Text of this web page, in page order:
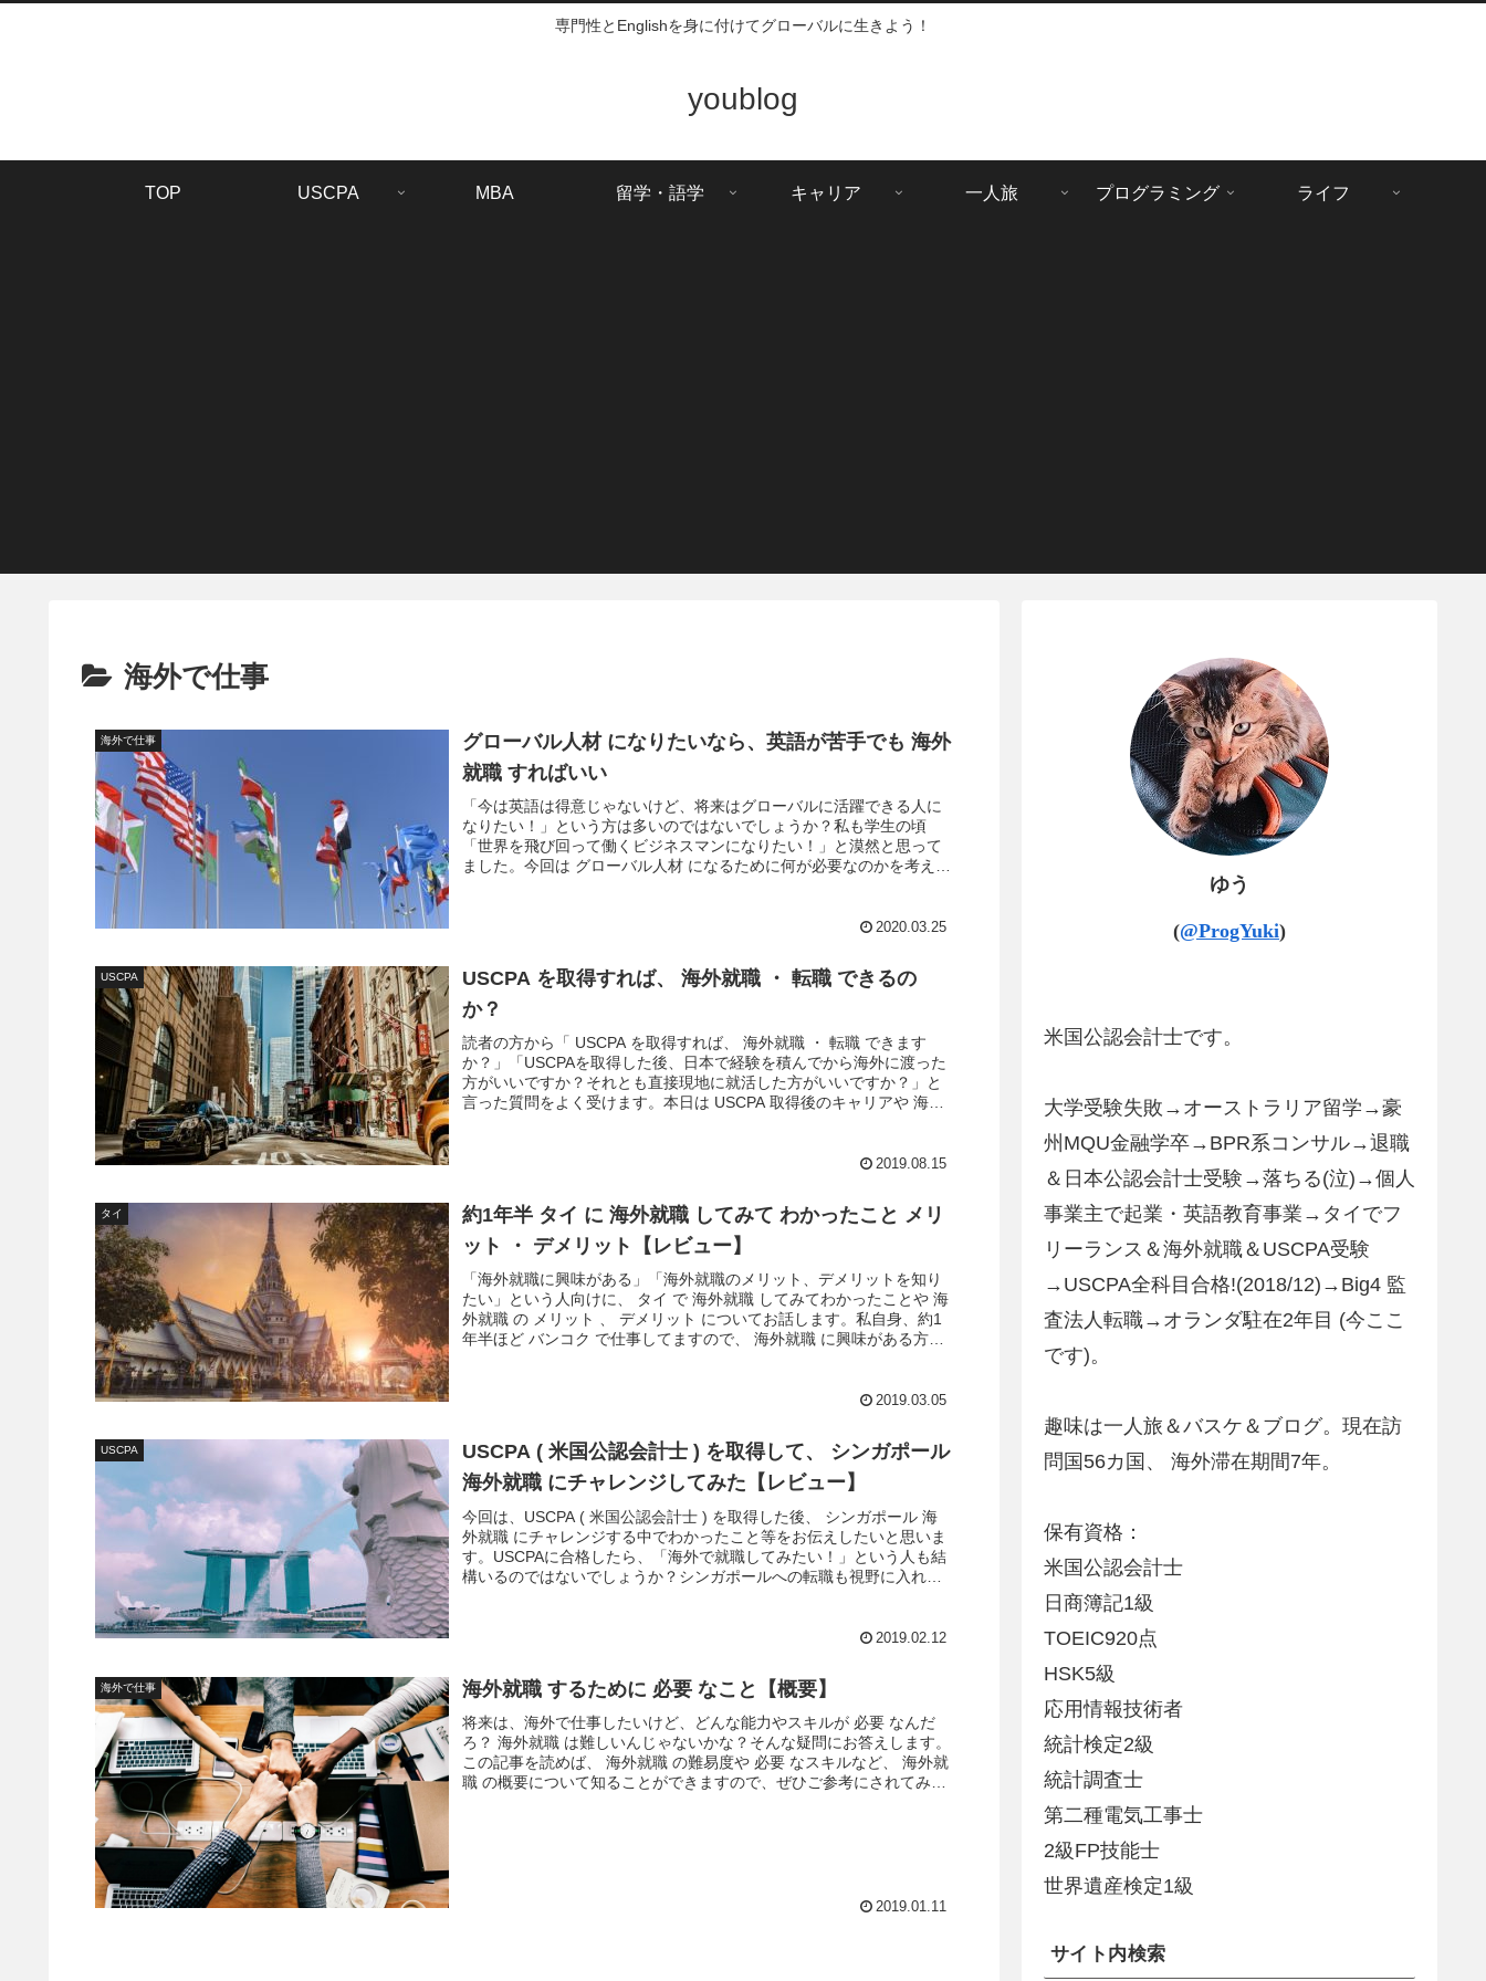
専門性とEnglishを身に付けてグローバルに生きよう！
youblog
TOP USCPA MBA 留学・語学 キャリア 一人旅 プログラミング ライフ
海外で仕事
海外で仕事
グローバル人材 になりたいなら、英語が苦手でも 海外
就職 すればいい
「今は英語は得意じゃないけど、将来はグローバルに活躍できる人に
なりたい！」という方は多いのではないでしょうか？私も学生の頃
「世界を飛び回って働くビジネスマンになりたい！」と漠然と思って
ました。今回は グローバル人材 になるために何が必要なのかを考えて
2020.03.25
USCPA
USCPA を取得すれば、 海外就職 ・ 転職 できるの
か？
読者の方から「 USCPA を取得すれば、 海外就職 ・ 転職 できます
か？」「USCPAを取得した後、日本で経験を積んでから海外に渡った
方がいいですか？それとも直接現地に就活した方がいいですか？」と
言った質問をよく受けます。本日は USCPA 取得後のキャリアや 海外
2019.08.15
タイ
約1年半 タイ に 海外就職 してみて わかったこと メリ
ット ・ デメリット【レビュー】
「海外就職に興味がある」「海外就職のメリット、デメリットを知り
たい」という人向けに、 タイ で 海外就職 してみてわかったことや 海
外就職 の メリット 、 デメリット についてお話します。私自身、約1
年半ほど バンコク で仕事してますので、 海外就職 に興味がある方に
2019.03.05
USCPA
USCPA ( 米国公認会計士 ) を取得して、 シンガポール
海外就職 にチャレンジしてみた【レビュー】
今回は、USCPA ( 米国公認会計士 ) を取得した後、 シンガポール 海
外就職 にチャレンジする中でわかったこと等をお伝えしたいと思いま
す。USCPAに合格したら、「海外で就職してみたい！」という人も結
構いるのではないでしょうか？シンガポールへの転職も視野に入れて
2019.02.12
海外で仕事 海外就職 するために 必要 なこと【概要】
将来は、海外で仕事したいけど、どんな能力やスキルが 必要 なんだ
ろ？ 海外就職 は難しいんじゃないかな？そんな疑問にお答えします。
この記事を読めば、 海外就職 の難易度や 必要 なスキルなど、 海外就
職 の概要について知ることができますので、ぜひご参考にされてみて
2019.01.11
ゆう
(@ProgYuki)
米国公認会計士です。
大学受験失敗→オーストラリア留学→豪
州MQU金融学卒→BPR系コンサル→退職
＆日本公認会計士受験→落ちる(泣)→個人
事業主で起業・英語教育事業→タイでフ
リーランス＆海外就職＆USCPA受験
→USCPA全科目合格!(2018/12)→Big4 監
査法人転職→オランダ駐在2年目 (今ここ
です)。
趣味は一人旅＆バスケ＆ブログ。現在訪
問国56カ国、 海外滞在期間7年。
保有資格：
米国公認会計士
日商簿記1級
TOEIC920点
HSK5級
応用情報技術者
統計検定2級
統計調査士
第二種電気工事士
2級FP技能士
世界遺産検定1級
サイト内検索